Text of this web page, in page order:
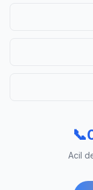
📞
Acil